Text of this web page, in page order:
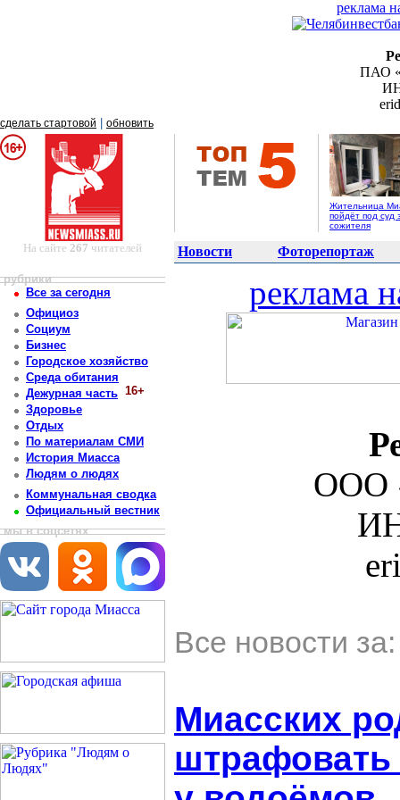
реклама
ПАО
сделать стартовой обновить
Жительница
пойдёт под суд
сожителя
На сайте 267 читателей Новости Фоторепортаж
рубрики
Все за сегодня
Официоз
Социум
Бизнес
Городское хозяйство
Среда обитания
Дежурная часть 16+
Здоровье
Отдых
По материалам СМИ
История Миасса
Людям о людях
Коммунальная сводка
Официальный вестник
мы в соцсетях
реклама
ООО
Все новости
Миасских
штрафовать